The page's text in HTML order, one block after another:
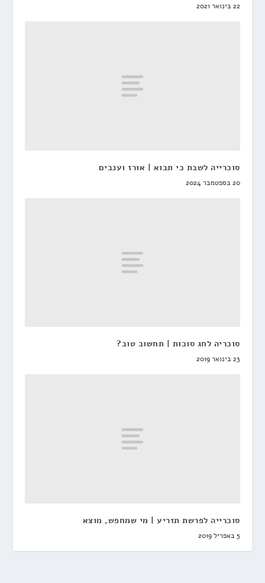
22 בינואר 2021
סוכרייה לשבת כי תבוא | אורז וענבים
20 בספטמבר 2024
סוכריה לחג סוכות | תחשוב טוב?
23 בינואר 2019
סוכרייה לפרשת תזריע | מי שמחפש, מוצא
5 באפריל 2019